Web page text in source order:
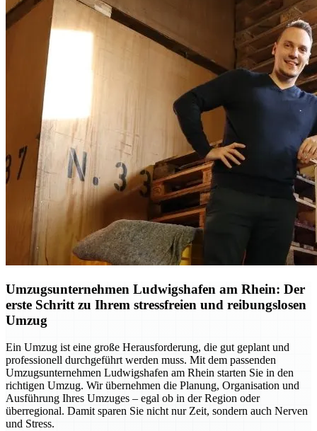
Umzugsunternehmen Ludwigshafen am Rhein: Der
erste Schritt zu Ihrem stressfreien und reibungslosen
Umzug
Ein Umzug ist eine große Herausforderung, die gut geplant und
professionell durchgeführt werden muss. Mit dem passenden
Umzugsunternehmen Ludwigshafen am Rhein starten Sie in den
richtigen Umzug. Wir übernehmen die Planung, Organisation und
Ausführung Ihres Umzuges – egal ob in der Region oder
überregional. Damit sparen Sie nicht nur Zeit, sondern auch Nerven
und Stress.